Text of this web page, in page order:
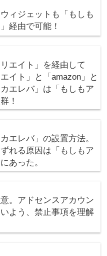
ィジェットも「もしも
経由で可能！
リエイト」を経由して
イト」と「amazon」と
エレバ」は「もしもア
！
エレバ」の設置方法。
れる原因は「もしもア
あった。
。アドセンスアカウン
よう、禁止事項を理解